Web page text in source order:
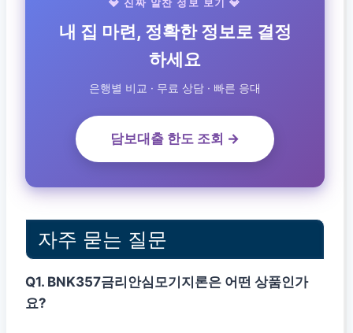
내 집 마련, 정확한 정보로 결정
하세요
은행별 비교 · 무료 상담 · 빠른 응대
담보대출 한도 조회 →
자주 묻는 질문
Q1. BNK357금리안심모기지론은 어떤 상품인가
요?